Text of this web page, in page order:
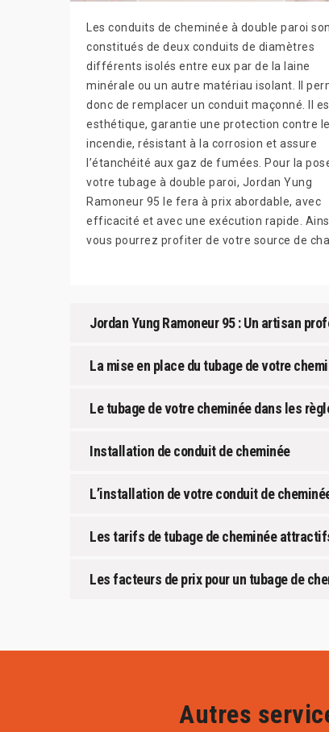
Les conduits de cheminée à double paroi
constitués de deux conduits de diamètres
différents isolés entre eux par de la laine
minérale ou un autre matériau isolant. Il
donc de remplacer un conduit maçonné. Il
esthétique, garantie une protection contre
incendie, résistant à la corrosion et assure
l’étanchéité aux gaz de fumées. Pour la
votre tubage à double paroi, Jordan Yung
Ramoneur 95 le fera à prix abordable, avec
efficacité et avec une exécution rapide.
vous pourrez profiter de votre source de
Jordan Yung Ramoneur 95 : Un artisan
La mise en place du tubage de votre
Le tubage de votre cheminée dans les
Installation de conduit de cheminée
L’installation de votre conduit de
Les tarifs de tubage de cheminée
Les facteurs de prix pour un tubage de
Autres